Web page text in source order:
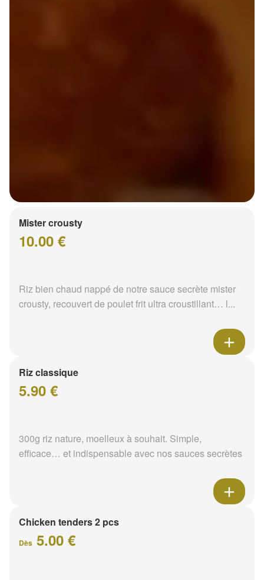
Mister crousty
10.00 €
Riz bien chaud nappé de notre sauce secrète mister
crousty, recouvert de poulet frit ultra croustillant… l...
Riz classique
5.90 €
300g riz nature, moelleux à souhait. Simple,
efficace… et indispensable avec nos sauces secrètes
Chicken tenders 2 pcs
Dès 5.00 €